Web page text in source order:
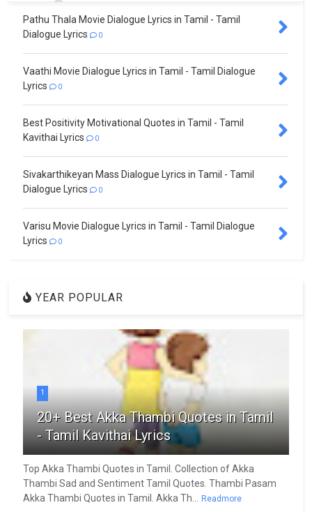
Pathu Thala Movie Dialogue Lyrics in Tamil - Tamil
Dialogue Lyrics
0
Vaathi Movie Dialogue Lyrics in Tamil - Tamil Dialogue
Lyrics
0
Best Positivity Motivational Quotes in Tamil - Tamil
Kavithai Lyrics
0
Sivakarthikeyan Mass Dialogue Lyrics in Tamil - Tamil
Dialogue Lyrics
0
Varisu Movie Dialogue Lyrics in Tamil - Tamil Dialogue
Lyrics
0
YEAR POPULAR
1
20+ Best Akka Thambi Quotes in Tamil
- Tamil Kavithai Lyrics
Top Akka Thambi Quotes in Tamil. Collection of Akka
Thambi Sad and Sentiment Tamil Quotes. Thambi Pasam
Akka Thambi Quotes in Tamil. Akka Th... Readmore